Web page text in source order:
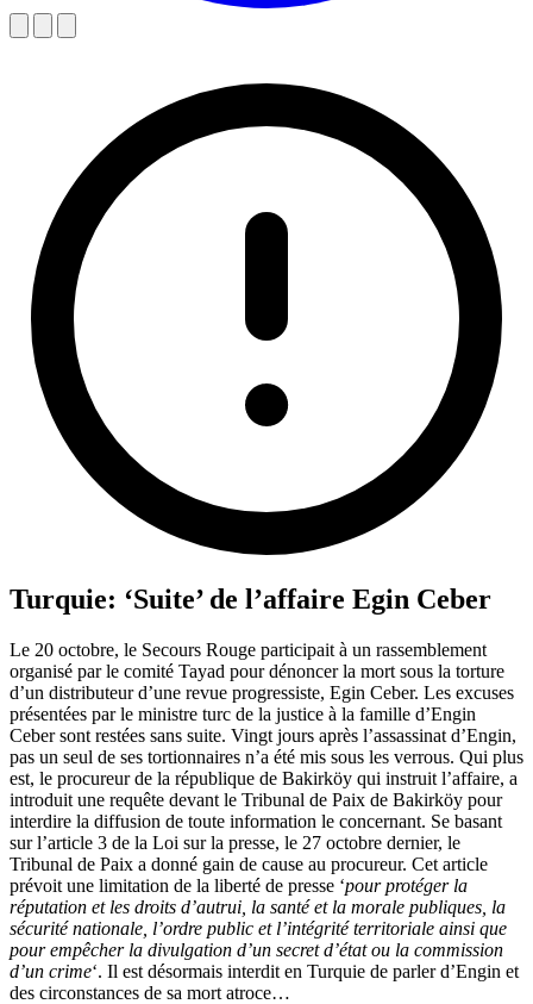
Turquie: ‘Suite’ de l’affaire Egin Ceber
Le 20 octobre, le Secours Rouge participait à un rassemblement
organisé par le comité Tayad pour dénoncer la mort sous la torture
d’un distributeur d’une revue progressiste, Egin Ceber. Les excuses
présentées par le ministre turc de la justice à la famille d’Engin
Ceber sont restées sans suite. Vingt jours après l’assassinat d’Engin,
pas un seul de ses tortionnaires n’a été mis sous les verrous. Qui plus
est, le procureur de la république de Bakirköy qui instruit l’affaire, a
introduit une requête devant le Tribunal de Paix de Bakirköy pour
interdire la diffusion de toute information le concernant. Se basant
sur l’article 3 de la Loi sur la presse, le 27 octobre dernier, le
Tribunal de Paix a donné gain de cause au procureur. Cet article
prévoit une limitation de la liberté de presse ‘pour protéger la
réputation et les droits d’autrui, la santé et la morale publiques, la
sécurité nationale, l’ordre public et l’intégrité territoriale ainsi que
pour empêcher la divulgation d’un secret d’état ou la commission
d’un crime‘. Il est désormais interdit en Turquie de parler d’Engin et
des circonstances de sa mort atroce…